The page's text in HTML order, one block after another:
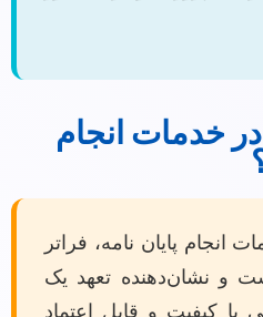
خدمات انجام
انجام پایان نامه، فراتر
و نشان‌دهنده تعهد یک
با کیفیت و قابل اعتماد